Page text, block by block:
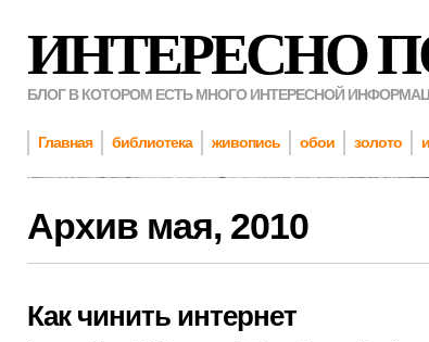
ИНТЕРЕСНО
БЛОГ В КОТОРОМ ЕСТЬ МНОГО ИНТЕРЕСНОЙ
Главная библиотека живопись обои золото
Архив мая, 2010
Как чинить интернет